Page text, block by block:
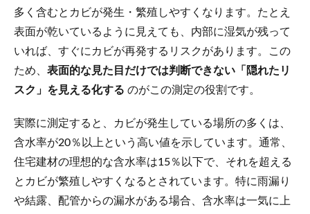
多く含むとカビが発生・繁殖しやすくなります。たとえ
表面が乾いているように見えても、内部に湿気が残って
いれば、すぐにカビが再発するリスクがあります。この
ため、 表面的な見た目だけでは判断できない「隠れたリ
スク」を見える化する のがこの測定の役割です。
実際に測定すると、カビが発生している場所の多くは、
含水率が20％以上という高い値を示しています。通常、
住宅建材の理想的な含水率は15％以下で、それを超える
とカビが繁殖しやすくなるとされています。特に雨漏り
や結露、配管からの漏水がある場合、含水率は一気に上